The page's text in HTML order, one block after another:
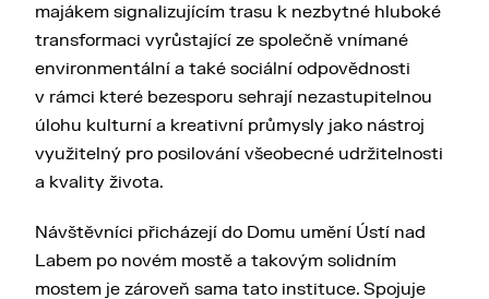
majákem signalizujícím trasu k nezbytné hluboké
transformaci vyrůstající ze společně vnímané
environmentální a také sociální odpovědnosti
v rámci které bezesporu sehrají nezastupitelnou
úlohu kulturní a kreativní průmysly jako nástroj
využitelný pro posilování všeobecné udržitelnosti
a kvality života.
Návštěvníci přicházejí do Domu umění Ústí nad
Labem po novém mostě a takovým solidním
mostem je zároveň sama tato instituce. Spojuje